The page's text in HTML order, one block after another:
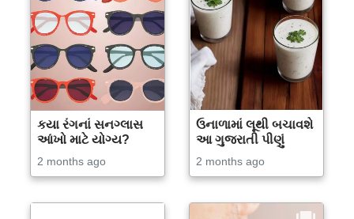
કયા રંગનાં સનગ્લાસ
આંખો માટે યોગ્ય?
2 months ago
ઉનાળામાં લૂથી બચાવશે
આ ગુજરાતી પીણું
2 months ago